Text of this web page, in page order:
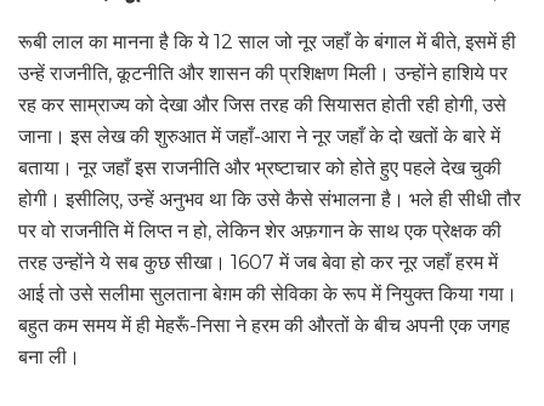
रूबी लाल का मानना है कि ये 12 साल जो नूर जहाँ के बंगाल में बीते, इसमें ही
उन्हें राजनीति, कूटनीति और शासन की प्रशिक्षण मिली। उन्होंने हाशिये पर
रह कर साम्राज्य को देखा और जिस तरह की सियासत होती रही होगी, उसे
जाना। इस लेख की शुरुआत में जहाँ-आरा ने नूर जहाँ के दो खतों के बारे में
बताया। नूर जहाँ इस राजनीति और भ्रष्टाचार को होते हुए पहले देख चुकी
होगी। इसीलिए, उन्हें अनुभव था कि उसे कैसे संभालना है। भले ही सीधी तौर
पर वो राजनीति में लिप्त न हो, लेकिन शेर अफ़गान के साथ एक प्रेक्षक की
तरह उन्होंने ये सब कुछ सीखा। 1607 में जब बेवा हो कर नूर जहाँ हरम में
आई तो उसे सलीमा सुलताना बेग़म की सेविका के रूप में नियुक्त किया गया।
बहुत कम समय में ही मेहरूँ-निसा ने हरम की औरतों के बीच अपनी एक जगह
बना ली।